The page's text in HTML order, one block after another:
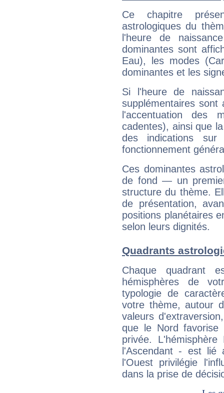
Ce chapitre
astrologiques du
l'heure de
dominantes sont
Eau), les modes
dominantes et les
Si l'heure de
supplémentaires sont
l'accentuation des
cadentes), ainsi que
des indications sur
fonctionnement
Ces dominantes
de fond — un
structure du thème.
de présentation,
positions planétaires
selon leurs dignités.
Quadrants
Chaque quadrant
hémisphères de
typologie de
votre thème, autour
valeurs
que le Nord favorise
privée.
l'Ascendant - est
l'Ouest privilégie
dans la prise de